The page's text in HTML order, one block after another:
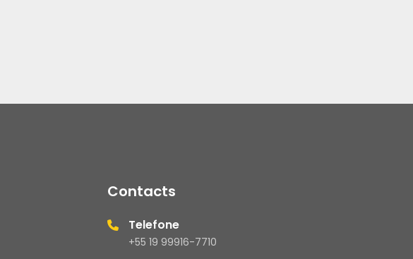
Contacts
Telefone
+55 19 99916-7710